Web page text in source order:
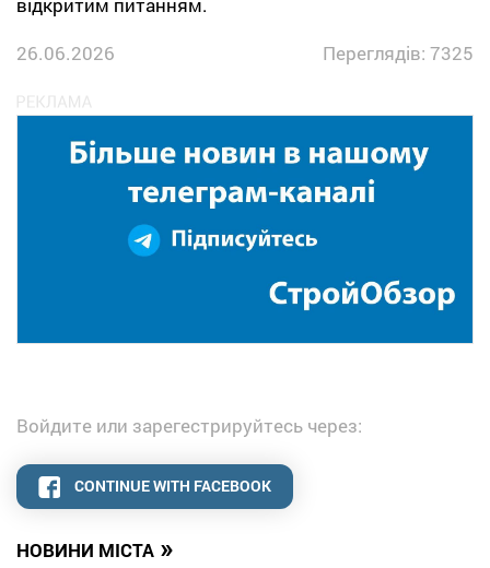
НОВИНИ МІСТА »
26.06.2026
Переглядів: 7325
Войдите или зарегестрируйтесь через:
CONTINUE WITH FACEBOOK